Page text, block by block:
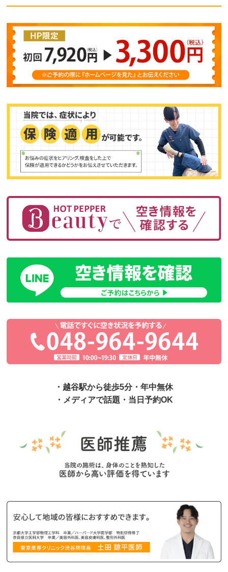
・越谷駅から徒歩5分・年中無休
・メディアで話題・当日予約OK